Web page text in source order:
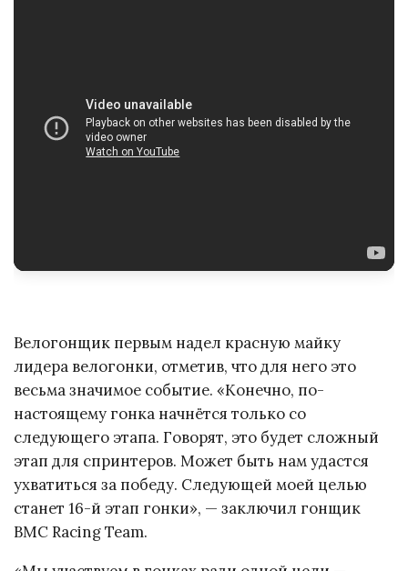
Велогонщик первым надел красную майку
лидера велогонки, отметив, что для него это
весьма значимое событие. «Конечно, по-
настоящему гонка начнётся только со
следующего этапа. Говорят, это будет сложный
этап для спринтеров. Может быть нам удастся
ухватиться за победу. Следующей моей целью
станет 16-й этап гонки», — заключил гонщик
BMC Racing Team.